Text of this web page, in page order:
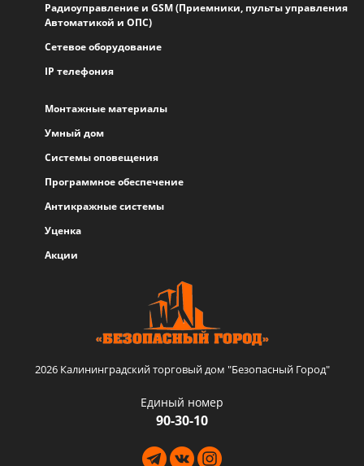
Радиоуправление и GSM (Приемники, пульты управления
Автоматикой и ОПС)
Сетевое оборудование
IP телефония
Монтажные материалы
Умный дом
Системы оповещения
Программное обеспечение
Антикражные системы
Уценка
Акции
2026 Калининградский торговый дом "Безопасный Город"
Единый номер
90-30-10